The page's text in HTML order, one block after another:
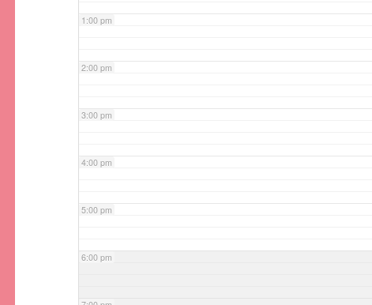
1:00 pm
2:00 pm
3:00 pm
4:00 pm
5:00 pm
6:00 pm